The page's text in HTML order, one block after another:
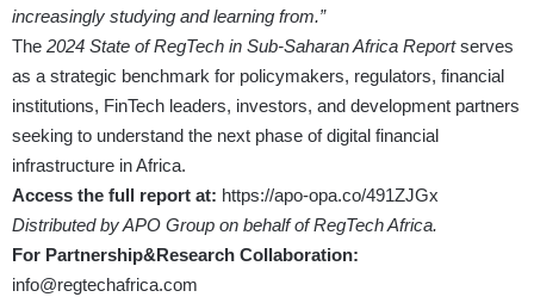
increasingly studying and learning from.”
The 2024 State of RegTech in Sub-Saharan Africa Reportserves
as a strategic benchmark for policymakers, regulators, financial
institutions, FinTech leaders, investors, and development partners
seeking to understand the next phase of digital financial
infrastructure in Africa.
Access the full report at: https://apo-opa.co/491ZJGx
Distributed by APO Group on behalf of RegTech Africa.
For Partnership&Research Collaboration:
info@regtechafrica.com